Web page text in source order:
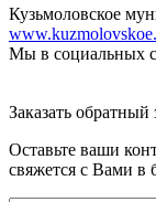
Кузьмоловское
Мы в социальных
Заказать обратный
Оставьте ваши
свяжется с Вами в